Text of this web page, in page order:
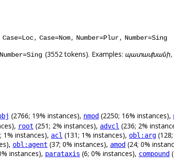
Case=Loc, Case=Nom, Number=Plur, Number=Sing
(3552 tokens). Examples: պատասխանի,
(2766; 19% instances), nmod (2250; 16% instances),
root (251; 2% instances), advcl (236; 2%
1% instances), acl (131; 1% instances), obl:arg
obl:agent (37; 0% instances), amod (24; 0%
instances), parataxis (6; 0% instances), compound